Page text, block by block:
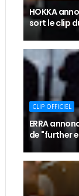
HOKKA
sort le clip
CLIP OFFICIEL
ERRA
de "further